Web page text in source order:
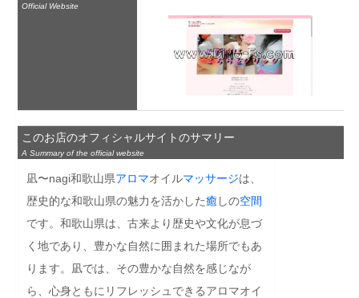
Official Website
このお店のオフィシャルサイトのサマリー
A Summary of the official website
凪〜nagi和歌山県アロマオイルマッサージは、
歴史的な和歌山県の魅力を活かした癒 しの空間
です。和歌山県は、古来より歴史や文化が息づ
く地であり、豊かな自然に囲まれた場所でもあ
ります。凪では、その豊かな自然を感じなが
ら、心身ともにリフレッシュできるアロマオイ